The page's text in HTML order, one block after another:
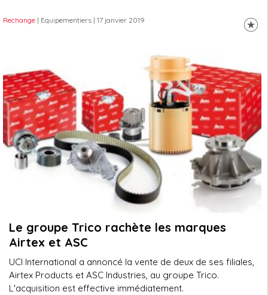
Rechange | Equipementiers | 17 janvier 2019
Le groupe Trico rachète les marques
Airtex et ASC
UCI International a annoncé la vente de deux de ses filiales,
Airtex Products et ASC Industries, au groupe Trico.
L'acquisition est effective immédiatement.